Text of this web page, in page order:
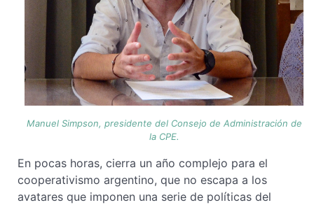
Manuel Simpson, presidente del Consejo de Administración de
la CPE.
En pocas horas, cierra un año complejo para el
cooperativismo argentino, que no escapa a los
avatares que imponen una serie de políticas del